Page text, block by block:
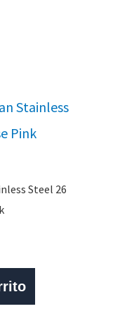
Steel 26